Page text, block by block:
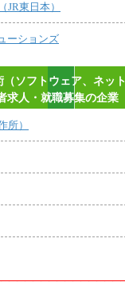
JR東日本）
ーションズ
（ソフトウェア、ネッ
求人・就職募集の企業
）